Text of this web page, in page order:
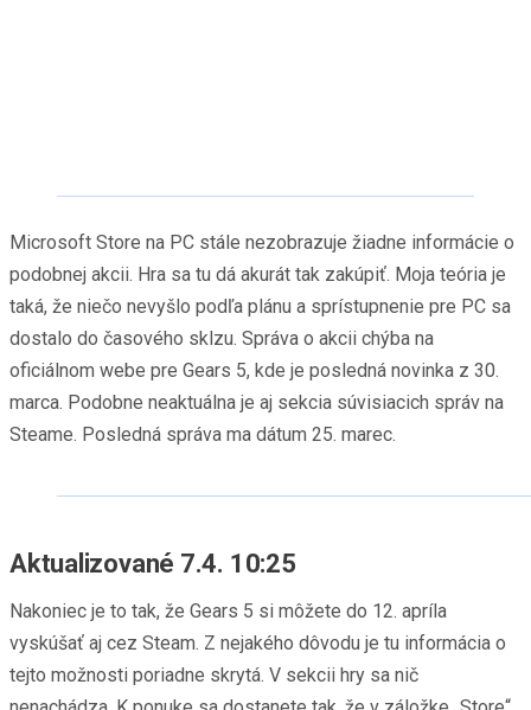
Microsoft Store na PC stále nezobrazuje žiadne informácie o
podobnej akcii. Hra sa tu dá akurát tak zakúpiť. Moja teória je
taká, že niečo nevyšlo podľa plánu a sprístupnenie pre PC sa
dostalo do časového sklzu. Správa o akcii chýba na
oficiálnom webe pre Gears 5, kde je posledná novinka z 30.
marca. Podobne neaktuálna je aj sekcia súvisiacich správ na
Steame. Posledná správa ma dátum 25. marec.
Aktualizované 7.4. 10:25
Nakoniec je to tak, že Gears 5 si môžete do 12. apríla
vyskúšať aj cez Steam. Z nejakého dôvodu je tu informácia o
tejto možnosti poriadne skrytá. V sekcii hry sa nič